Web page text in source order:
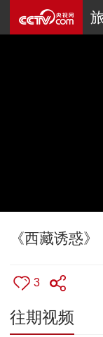
《西藏诱惑
3
往期视频